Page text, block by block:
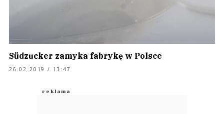
Südzucker zamyka fabrykę w Polsce
26.02.2019 / 13:47